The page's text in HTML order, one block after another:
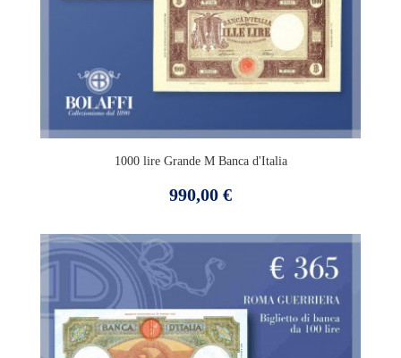
1000 lire Grande M Banca d'Italia
Prezzo
990,00 €